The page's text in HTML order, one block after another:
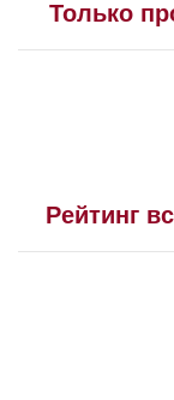
Только
Рейтинг